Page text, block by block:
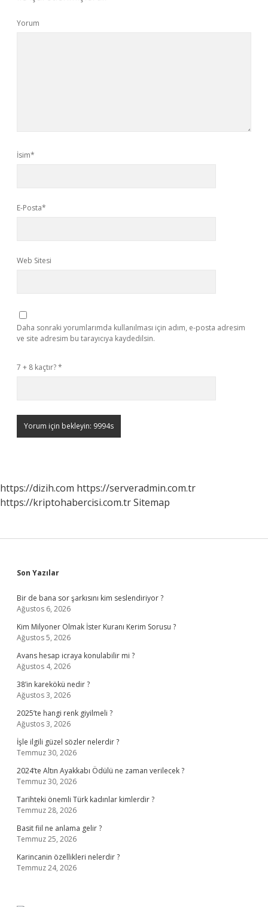
Yorum
İsim*
E-Posta*
Web Sitesi
Daha sonraki yorumlarımda kullanılması için adım, e-posta adresim
ve site adresim bu tarayıcıya kaydedilsin.
7 + 8 kaçtır?*
https://dizih.com https://serveradmin.com.tr
https://kriptohabercisi.com.trSitemap
Sidebar
Son Yazılar
Bir de bana sor şarkısını kim seslendiriyor ?
Ağustos 6, 2026
Kim Milyoner Olmak İster Kuranı Kerim Sorusu ?
Ağustos 5, 2026
Avans hesap icraya konulabilir mi ?
Ağustos 4, 2026
38’in karekökü nedir ?
Ağustos 3, 2026
2025’te hangi renk giyilmeli ?
Ağustos 3, 2026
İşle ilgili güzel sözler nelerdir ?
Temmuz 30, 2026
2024’te Altın Ayakkabı Ödülü ne zaman verilecek ?
Temmuz 30, 2026
Tarihteki önemli Türk kadınlar kimlerdir ?
Temmuz 28, 2026
Basit fiil ne anlama gelir ?
Temmuz 25, 2026
Karincanin özellikleri nelerdir ?
Temmuz 24, 2026